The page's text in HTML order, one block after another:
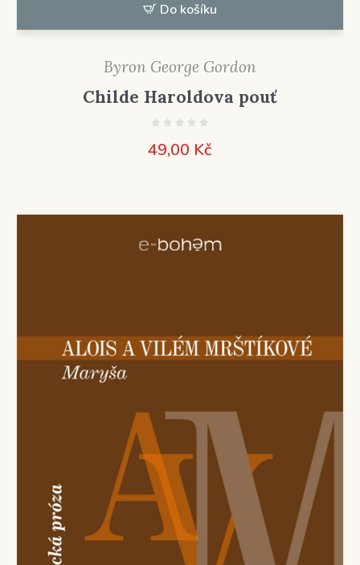
Do košíku
Byron George Gordon
Childe Haroldova pouť
49,00 Kč